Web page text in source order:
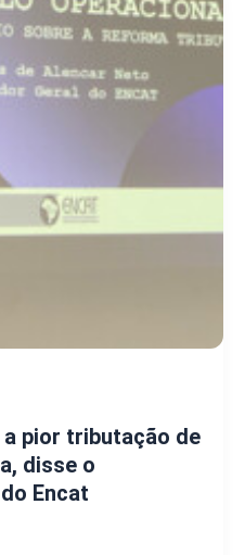
pior tributação de
disse o
Encat